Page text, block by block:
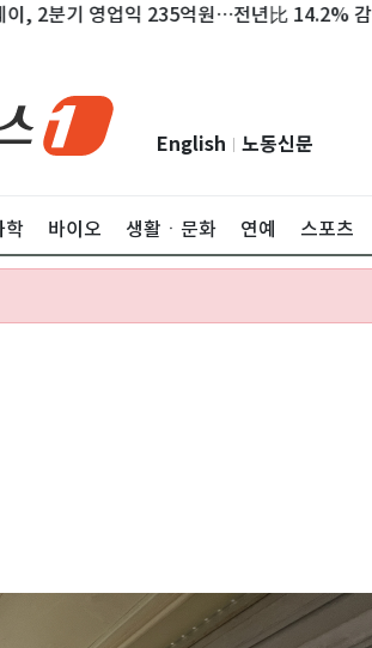
영업익 235억원…전년比 14.2% 감소(1보)
English 노동신문
학 바이오 생활ㆍ문화 연예 스포츠